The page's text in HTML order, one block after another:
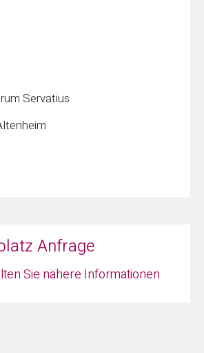
Servatius
Anfrage
Sie nähere Informationen